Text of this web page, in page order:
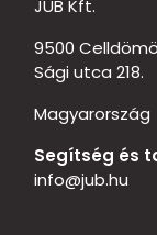
JUB Kft.
9500
Sági utca 218.
Magyarország
Segítség és
info@jub.hu